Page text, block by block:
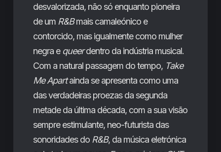
desvalorizada, não só enquanto pioneira
de um R&Bmais camaleónico e
contorcido, mas igualmente como mulher
negra e queerdentro da indústria musical.
Com a natural passagem do tempo, Take
Me Apartainda se apresenta como uma
das verdadeiras proezas da segunda
metade da última década, com a sua visão
sempre estimulante, neo-futurista das
sonoridades do R&B, da música eletrónica